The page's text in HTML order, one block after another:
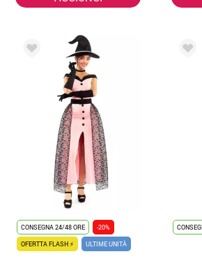
CONSEGNA 24/48 ORE
-20%
OFERTTA FLASH ⚡
ULTIME UNITÀ